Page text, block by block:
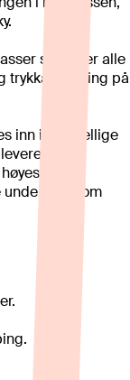
seg etter alle
trykkavlastning på
inn i forskjellige
i
hva som